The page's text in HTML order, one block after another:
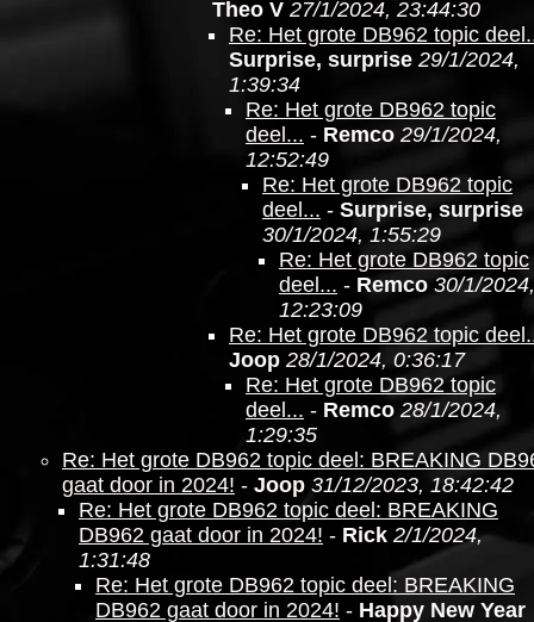
Theo V 27/1/2024, 23:44:30
Re: Het grote DB962 topic
Surprise, surprise 29/1/2024,
1:39:34
Re: Het grote DB962 topic
deel... - Remco 29/1/2024,
12:52:49
Re: Het grote DB962 topic
deel... - Surprise, surprise
30/1/2024, 1:55:29
Re: Het grote DB962 topic
deel... - Remco 30/1/2024,
12:23:09
Re: Het grote DB962 topic
Joop 28/1/2024, 0:36:17
Re: Het grote DB962 topic
deel... - Remco 28/1/2024,
1:29:35
Re: Het grote DB962 topic deel: BREAKING
gaat door in 2024! - Joop 31/12/2023, 18:42:42
Re: Het grote DB962 topic deel: BREAKING
DB962 gaat door in 2024! - Rick 2/1/2024,
1:31:48
Re: Het grote DB962 topic deel: BREAKING
DB962 gaat door in 2024! - Happy New Year